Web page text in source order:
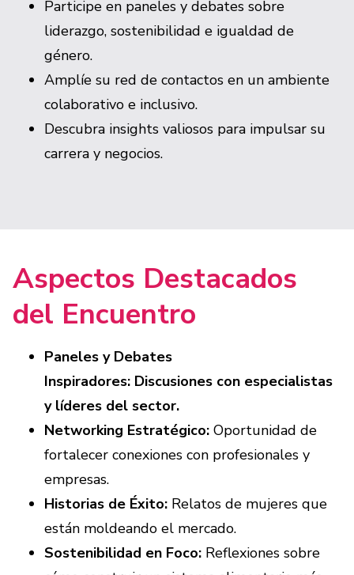
Participe en paneles y debates sobre
liderazgo, sostenibilidad e igualdad de
género.
Amplíe su red de contactos en un ambiente
colaborativo e inclusivo.
Descubra insights valiosos para impulsar su
carrera y negocios.
Aspectos Destacados
del Encuentro
Paneles y Debates
Inspiradores: Discusiones con especialistas
y líderes del sector.
Networking Estratégico: Oportunidad de
fortalecer conexiones con profesionales y
empresas.
Historias de Éxito: Relatos de mujeres que
están moldeando el mercado.
Sostenibilidad en Foco: Reflexiones sobre